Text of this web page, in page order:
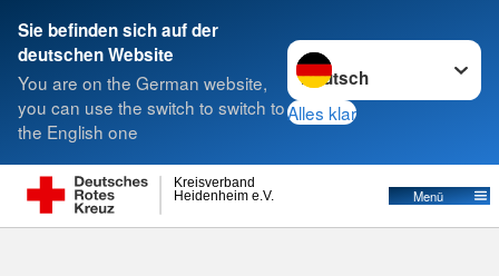
Sie befinden sich auf der
deutschen Website
You are on the German website,
you can use the switch to switch to
the English one
Sprache wechseln zu
Alles klar
Heidenheim e.V.
Kreisverband
Menü
Suche